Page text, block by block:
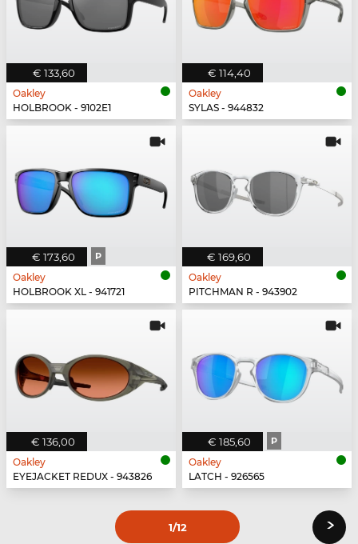
€ 133,60
Oakley
HOLBROOK - 9102E1
€ 114,40
Oakley
SYLAS - 944832
€ 173,60 P
Oakley
HOLBROOK XL - 941721
€ 169,60
Oakley
PITCHMAN R - 943902
€ 136,00
Oakley
EYEJACKET REDUX - 943826
€ 185,60 P
Oakley
LATCH - 926565
1/12 ›